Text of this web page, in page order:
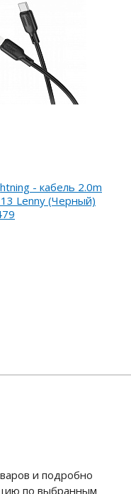
- кабель 2.0m
Lenny (Черный)
и подробно
по выбранным